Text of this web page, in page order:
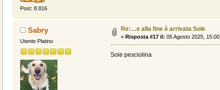
Post: 8.816
Sabry
Utente Platino
Re:…e alla fine è arrivata Sole
« Risposta #17 il: 05 Agosto 2025,
Sole pesciolina